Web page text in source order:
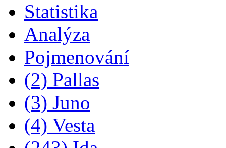
Statistika
Analýza
Pojmenování
(2) Pallas
(3) Juno
(4) Vesta